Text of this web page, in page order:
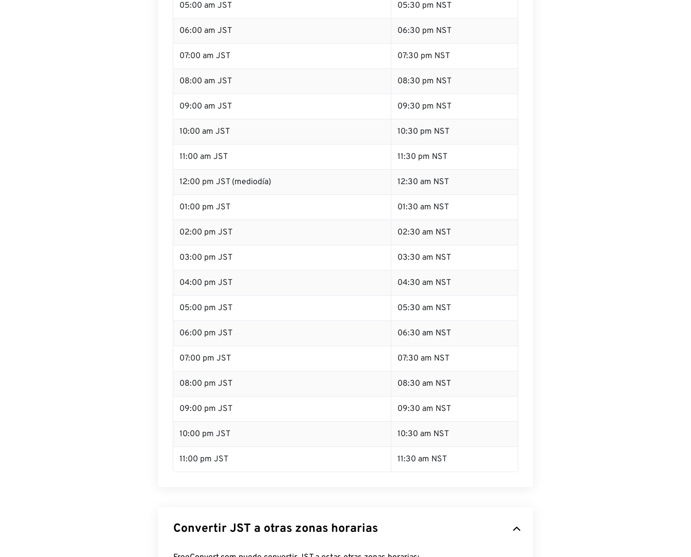
05:00 am JST 05:30 pm NST
06:00 am JST 06:30 pm NST
07:00 am JST 07:30 pm NST
08:00 am JST 08:30 pm NST
09:00 am JST 09:30 pm NST
10:00 am JST 10:30 pm NST
11:00 am JST 11:30 pm NST
12:00 pm JST (mediodía) 12:30 am NST
01:00 pm JST 01:30 am NST
02:00 pm JST 02:30 am NST
03:00 pm JST 03:30 am NST
04:00 pm JST 04:30 am NST
05:00 pm JST 05:30 am NST
06:00 pm JST 06:30 am NST
07:00 pm JST 07:30 am NST
08:00 pm JST 08:30 am NST
09:00 pm JST 09:30 am NST
10:00 pm JST 10:30 am NST
11:00 pm JST 11:30 am NST
Convertir JST a otras zonas horarias